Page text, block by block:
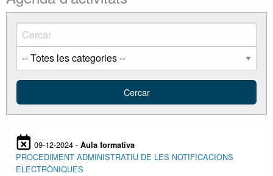
09-12-2024 - Aula formativa
PROCEDIMENT ADMINISTRATIU DE LES NOTIFICACIONS
ELECTRÒNIQUES